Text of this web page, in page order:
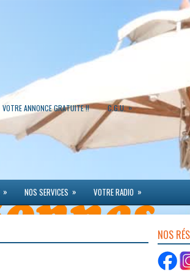
VOTRE ANNONCE GRATUITE !! C.G.U. »
» NOS SERVICES » VOTRE RADIO »
NOS